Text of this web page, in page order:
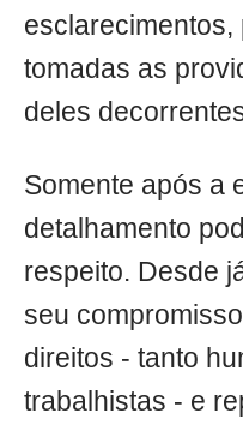
esclarecimentos,
tomadas as
deles
Somente após a
detalhamento
respeito. Desde
seu
direitos - tanto
trabalhistas - e